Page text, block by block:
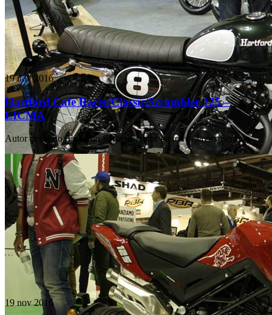
19 nov 2016
Hartford Café Racer/Classic/Scrambler 125 –
EICMA
Autor del texto: Eduardo Serrano·Autor de fotos: Javier Serrano
19 nov 2016